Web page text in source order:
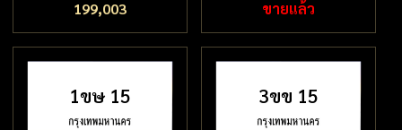
199,003 ขายแล้ว
1ขษ 15 3ขข 15